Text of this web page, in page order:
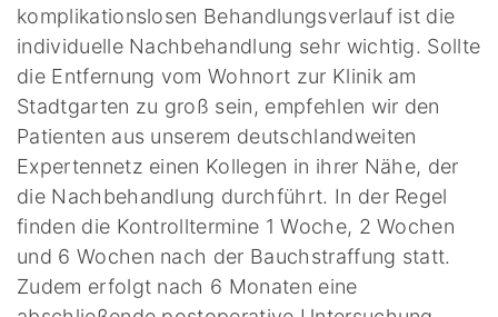
komplikationslosen Behandlungsverlauf ist die
individuelle Nachbehandlung sehr wichtig. Sollte
die Entfernung vom Wohnort zur Klinik am
Stadtgarten zu groß sein, empfehlen wir den
Patienten aus unserem deutschlandweiten
Expertennetz einen Kollegen in ihrer Nähe, der
die Nachbehandlung durchführt. In der Regel
finden die Kontrolltermine 1 Woche, 2 Wochen
und 6 Wochen nach der Bauchstraffung statt.
Zudem erfolgt nach 6 Monaten eine